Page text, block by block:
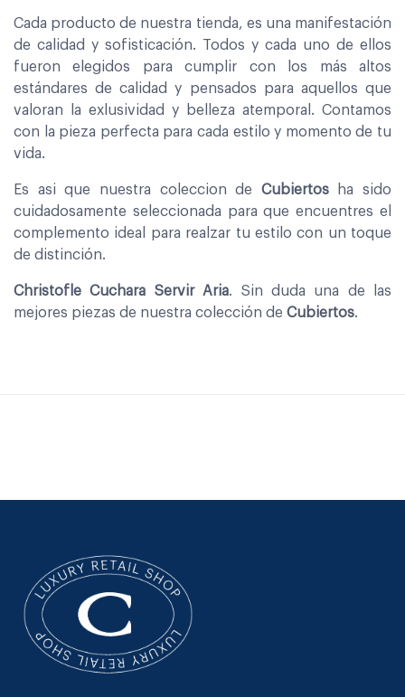
Cada producto de nuestra tienda, es una manifestación
de calidad y sofisticación. Todos y cada uno de ellos
fueron elegidos para cumplir con los más altos
estándares de calidad y pensados para aquellos que
valoran la exlusividad y belleza atemporal. Contamos
con la pieza perfecta para cada estilo y momento de tu
vida.
Es asi que nuestra coleccion de Cubiertosha sido
cuidadosamente seleccionada para que encuentres el
complemento ideal para realzar tu estilo con un toque
de distinción.
Christofle Cuchara Servir Aria. Sin duda una de las
mejores piezas de nuestra colección de Cubiertos.